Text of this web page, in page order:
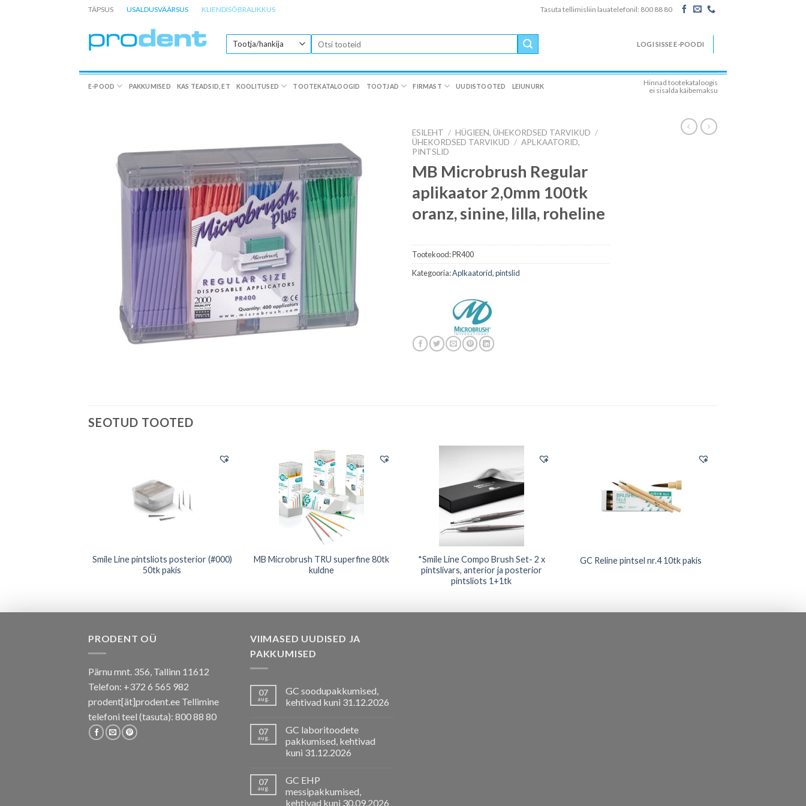
TÄPSUS USALDUSVÄÄRSUS KLIENDISÕBRALIKKUS Tasuta tellimisliin lauatelefonil: 800 88 80
LOGI SISSE E-POODI
E-POOD PAKKUMISED KAS TEADSID, ET KOOLITUSED TOOTEKATALOOGID TOOTJAD FIRMAST UUDISTOOTED LEIUNURK
Hinnad tootekataloogis
ei sisalda käibemaksu
ESILEHT / HÜGIEEN, ÜHEKORDSED TARVIKUD /
ÜHEKORDSED TARVIKUD / APLKAATORID,
PINTSLID
MB Microbrush Regular
aplikaator 2,0mm 100tk
oranz, sinine, lilla, roheline
Tootekood:PR400
Kategooria:Aplkaatorid, pintslid
SEOTUD TOOTED
Smile Line pintsliots posterior (#000)
50tk pakis
MB Microbrush TRU superfine 80tk
kuldne
*Smile Line Compo Brush Set- 2 x
pintslivars, anterior ja posterior
pintsliots 1+1tk
GC Reline pintsel nr.4 10tk pakis
PRODENT OÜ
Pärnu mnt. 356, Tallinn 11612
Telefon: +372 6 565 982
prodent[ät]prodent.ee Tellimine
telefoni teel (tasuta): 800 88 80
VIIMASED UUDISED JA
PAKKUMISED
07
aug.
GC soodupakkumised,
kehtivad kuni 31.12.2026
07
aug.
GC laboritoodete
pakkumised, kehtivad
kuni 31.12.2026
07
aug.
GC EHP
messipakkumised,
kehtivad kuni 30.09.2026